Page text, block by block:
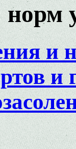
норм
и
и